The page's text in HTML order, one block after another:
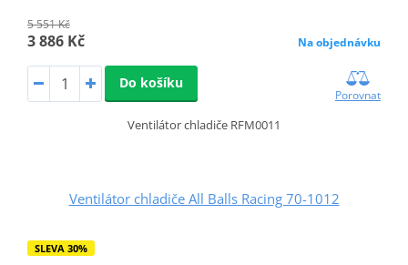
5 551 Kč
3 886 Kč Na objednávku
Do košíku
Porovnat
Ventilátor chladiče RFM0011
Ventilátor chladiče All Balls Racing 70-1012
SLEVA 30%